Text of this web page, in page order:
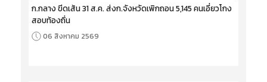
ก.กลาง ขีดเส้น 31 ส.ค. ส่งก.จังหวัดเพิกถอน 5,145 คนเอี่ยวโกง
สอบท้องถิ่น
06 สิงหาคม 2569